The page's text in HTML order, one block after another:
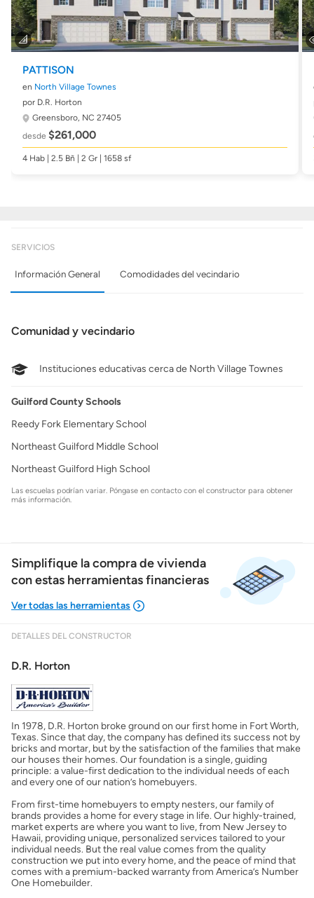
PATTISON
en North Village Townes
por D.R. Horton
Greensboro, NC 27405
desde $261,000
4 Hab | 2.5 Bñ | 2 Gr | 1658 sf
SERVICIOS
Información General Comodidades del vecindario
Comunidad y vecindario
Instituciones educativas cerca de North Village Townes
Guilford County Schools
Reedy Fork Elementary School
Northeast Guilford Middle School
Northeast Guilford High School
Las escuelas podrían variar. Póngase en contacto con el constructor para obtener
más información.
Simplifique la compra de vivienda
con estas herramientas financieras
Costos casa nueva vs. usada
Obtener mi puntaje de crédito
Calcular mi hipoteca
Obtener Aprobación Previa
Preparar mi casa para la venta
Seguro de propietarios
DETALLES DEL CONSTRUCTOR
D.R. Horton
In 1978, D.R. Horton broke ground on our first home in Fort Worth,
Texas. Since that day, the company has defined its success not by
bricks and mortar, but by the satisfaction of the families that make
our houses their homes. Our foundation is a single, guiding
principle: a value-first dedication to the individual needs of each
and every one of our nation’s homebuyers.
From first-time homebuyers to empty nesters, our family of
brands provides a home for every stage in life. Our highly-trained,
market experts are where you want to live, from New Jersey to
Hawaii, providing unique, personalized services tailored to your
individual needs. But the real value comes from the quality
construction we put into every home, and the peace of mind that
comes with a premium-backed warranty from America’s Number
One Homebuilder.